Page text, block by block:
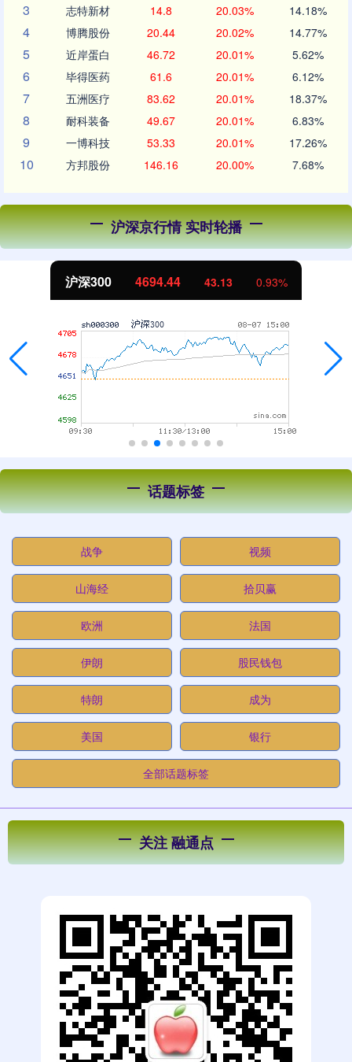
3 志特新材 14.8 20.03% 14.18%
4 博腾股份 20.44 20.02% 14.77%
5 近岸蛋白 46.72 20.01% 5.62%
6 毕得医药 61.6 20.01% 6.12%
7 五洲医疗 83.62 20.01% 18.37%
8 耐科装备 49.67 20.01% 6.83%
9 一博科技 53.33 20.01% 17.26%
10 方邦股份 146.16 20.00% 7.68%
沪深京行情 实时轮播
沪深300 4694.44 43.13 0.93%
话题标签
战争 视频
山海经 拾贝赢
欧洲 法国
伊朗 股民钱包
特朗 成为
美国 银行
全部话题标签
关注 融通点